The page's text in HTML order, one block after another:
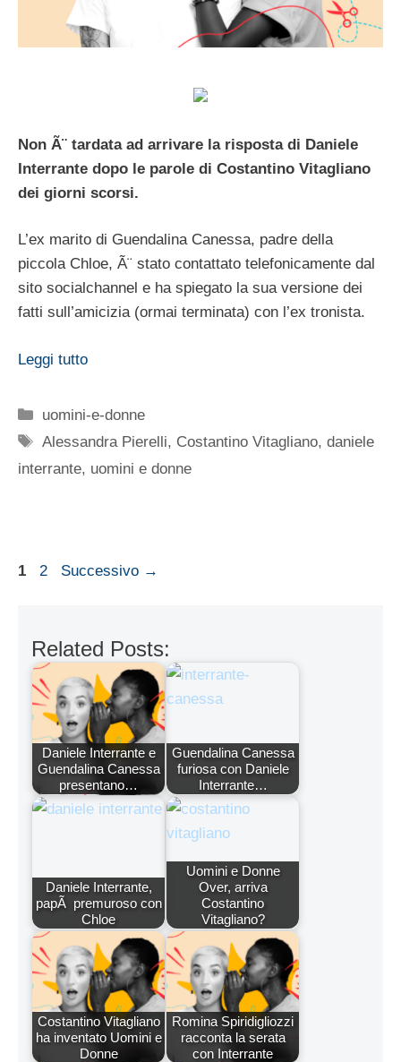
Non Ã¨ tardata ad arrivare la risposta di Daniele
Interrante dopo le parole di Costantino Vitagliano
dei giorni scorsi.
L’ex marito di Guendalina Canessa, padre della
piccola Chloe, Ã¨ stato contattato telefonicamente dal
sito socialchannel e ha spiegato la sua versione dei
fatti sull’amicizia (ormai terminata) con l’ex tronista.
Leggi tutto
Categorie
uomini-e-donne
Tag
Alessandra Pierelli, Costantino Vitagliano,daniele
interrante, uomini e donne
Pagina
1 Pagina
2 Successivo →
Related Posts:
Daniele Interrante e
Guendalina Canessa
presentano…
Guendalina Canessa
furiosa con Daniele
Interrante…
Daniele Interrante,
papÃ premuroso con
Chloe
Uomini e Donne
Over, arriva
Costantino
Vitagliano?
Costantino Vitagliano
ha inventato Uomini e
Donne
Romina Spiridigliozzi
racconta la serata
con Interrante